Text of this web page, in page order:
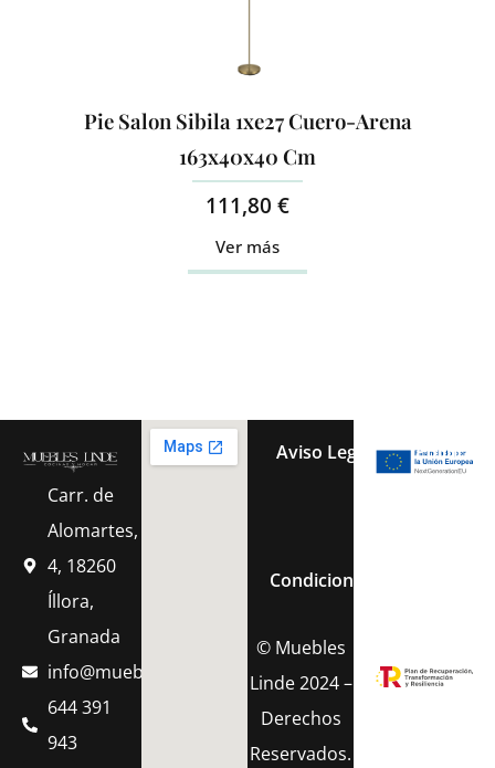
Pie Salon Sibila 1xe27 Cuero-Arena
163x40x40 Cm
111,80 €
Ver más
Carr. de
Alomartes,
4, 18260
Íllora,
Granada
info@muebleslinde.com
644 391
943
Aviso Legal Política
Condiciones Generales
© Muebles
Linde 2024 –
Derechos
Reservados.